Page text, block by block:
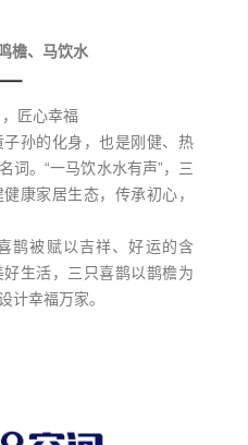
檐、马饮水
匠心幸福
孙的化身，也是刚健、热
词。“一马饮水水有声”，三
康家居生态，传承初心，
鹊被赋以吉祥、好运的含
生活，三只喜鹊以鹊檐为
计幸福万家。